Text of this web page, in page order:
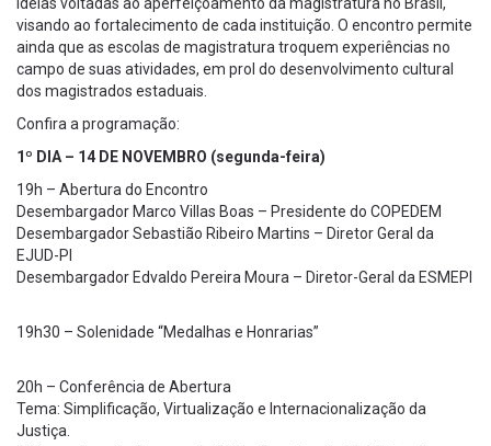
visando ao fortalecimento de cada instituição. O encontro permite
ainda que as escolas de magistratura troquem experiências no
campo de suas atividades, em prol do desenvolvimento cultural
dos magistrados estaduais.
Confira a programação:
1º DIA – 14 DE NOVEMBRO (segunda-feira)
19h – Abertura do Encontro
Desembargador Marco Villas Boas – Presidente do COPEDEM
Desembargador Sebastião Ribeiro Martins – Diretor Geral da
EJUD-PI
Desembargador Edvaldo Pereira Moura – Diretor-Geral da ESMEPI
19h30 – Solenidade “Medalhas e Honrarias”
20h – Conferência de Abertura
Tema: Simplificação, Virtualização e Internacionalização da
Justiça.